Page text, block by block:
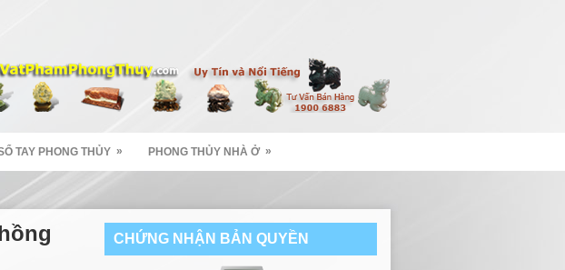
TAY PHONG THỦY » PHONG THỦY NHÀ Ở »
CHỨNG NHẬN BẢN QUYỀN